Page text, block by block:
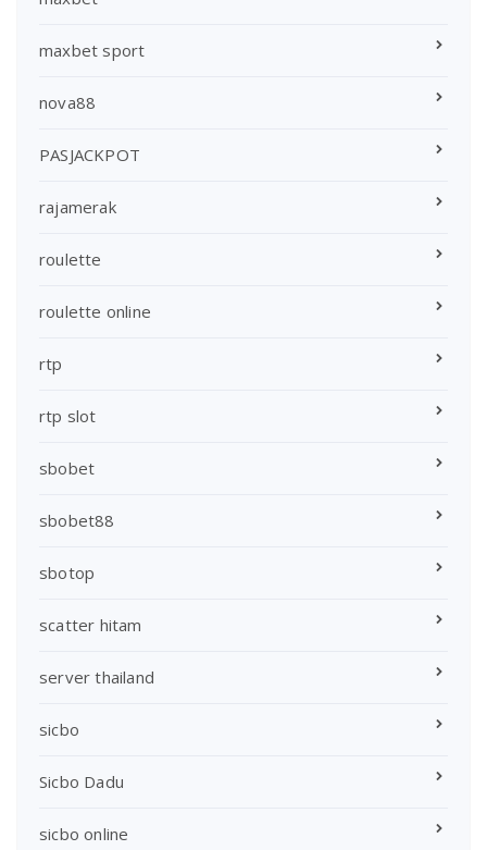
maxbet sport
nova88
PASJACKPOT
rajamerak
roulette
roulette online
rtp
rtp slot
sbobet
sbobet88
sbotop
scatter hitam
server thailand
sicbo
Sicbo Dadu
sicbo online